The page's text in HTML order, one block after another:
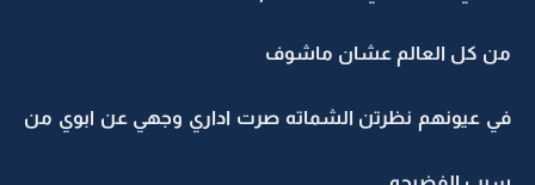
من كل العالم عشان ماشوف
في عيونهم نظرتن الشماته صرت اداري وجهي عن ابوي من